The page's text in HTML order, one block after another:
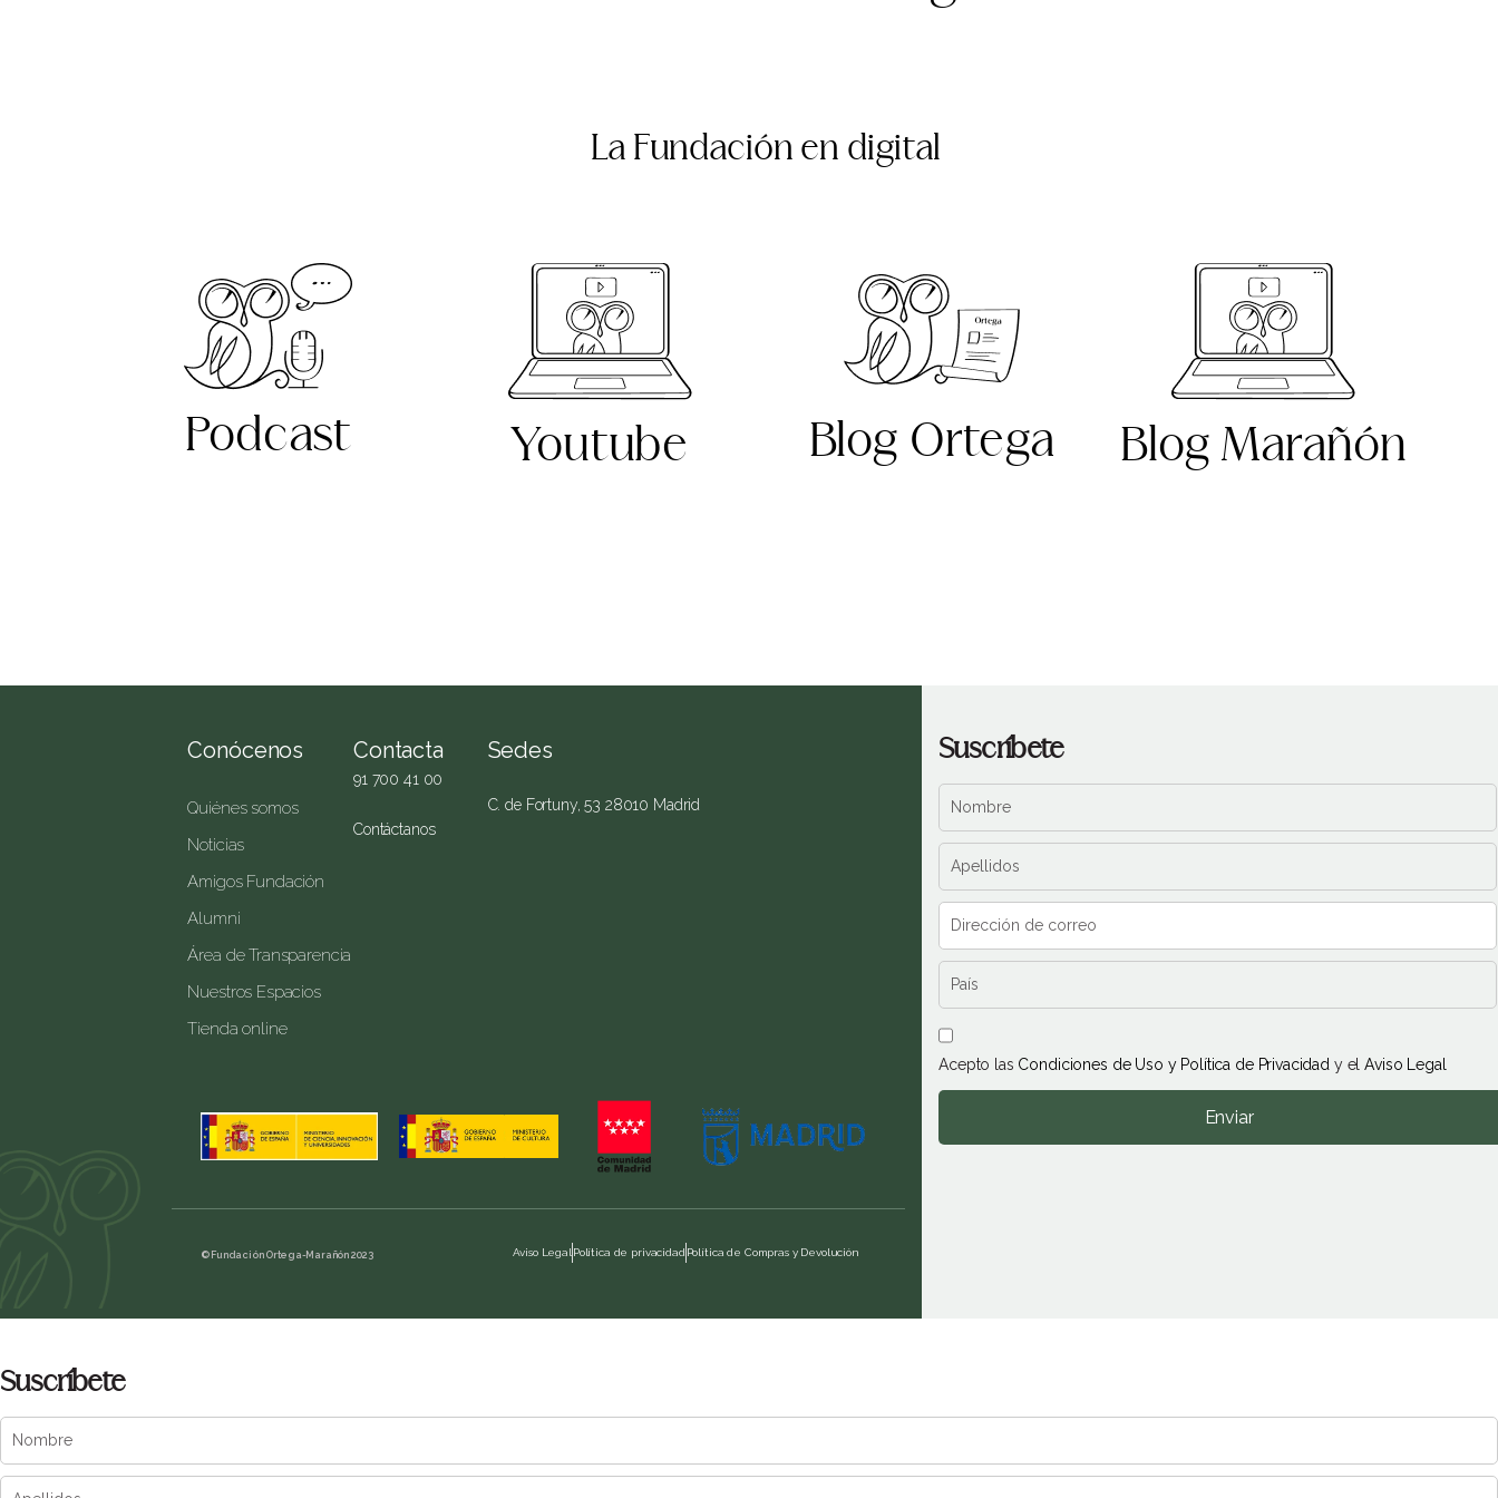
La Fundación en digital
Podcast Youtube Blog Ortega Blog Marañón
Conócenos
Quiénes somos
Noticias
Amigos Fundación
Alumni
Área de Transparencia
Nuestros Espacios
Tienda online
Contacta
91 700 41 00
Contáctanos
Sedes
C. de Fortuny, 53 28010 Madrid
© Fundación Ortega-Marañón 2023 Aviso Legal Política de privacidad Política de Compras y Devolución
Suscríbete
Acepto las Condiciones de Uso y Política de Privacidad y elAviso Legal
Enviar
Suscríbete